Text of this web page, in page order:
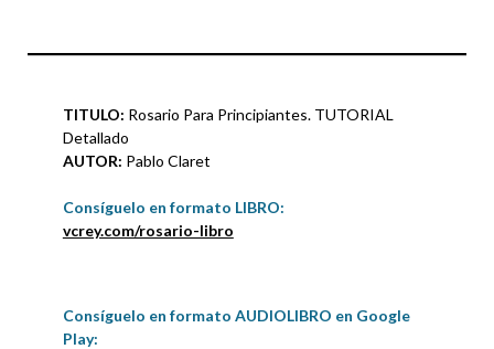
TITULO: Rosario Para Principiantes. TUTORIAL
Detallado
AUTOR: Pablo Claret
Consíguelo en formato LIBRO:
vcrey.com/rosario-libro
Consíguelo en formato AUDIOLIBRO en Google
Play: